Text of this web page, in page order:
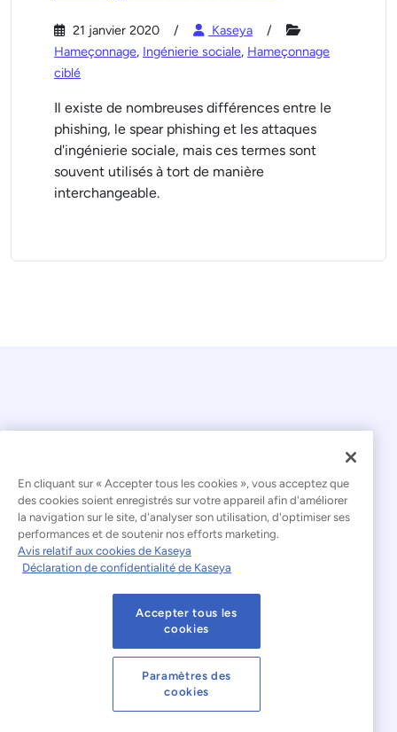
21 janvier 2020
Kaseya
Hameçonnage, Ingénierie sociale, Hameçonnage
ciblé
Il existe de nombreuses différences entre le
phishing, le spear phishing et les attaques
d'ingénierie sociale, mais ces termes sont
souvent utilisés à tort de manière
interchangeable.
© 2026 Kaseya. Tous droits réservés.
Français
Déclaration relative à l'esclavage moderne
Mentions légales
Conditions d'utilisation du site web
Déclaration de confidentialité
En cliquant sur « Accepter tous les cookies », vous acceptez que
des cookies soient enregistrés sur votre appareil afin d'améliorer
la navigation sur le site, d'analyser son utilisation, d'optimiser ses
performances et de soutenir nos efforts marketing.
Avis relatif aux cookies de Kaseya
Déclaration de confidentialité de Kaseya
Accepter tous les
cookies
Paramètres des
cookies